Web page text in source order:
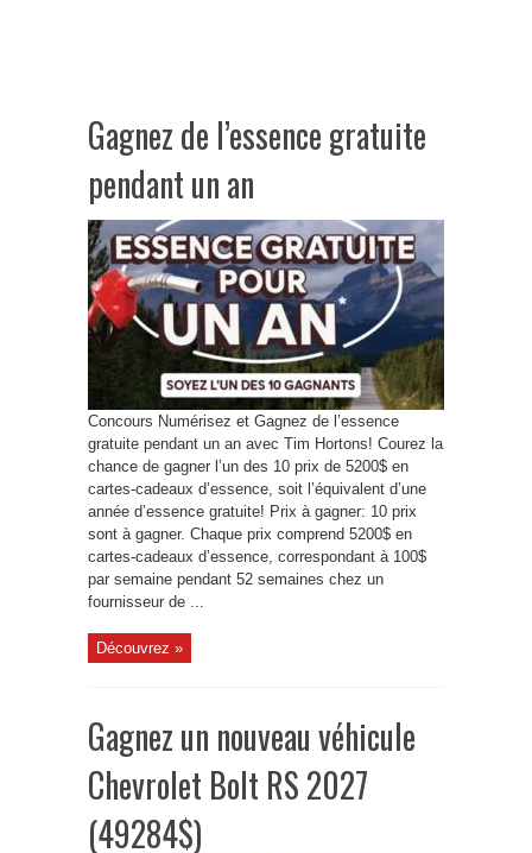
Gagnez de l’essence gratuite
pendant un an
Concours Numérisez et Gagnez de l’essence
gratuite pendant un an avec Tim Hortons! Courez la
chance de gagner l’un des 10 prix de 5200$ en
cartes-cadeaux d’essence, soit l’équivalent d’une
année d’essence gratuite! Prix à gagner: 10 prix
sont à gagner. Chaque prix comprend 5200$ en
cartes-cadeaux d’essence, correspondant à 100$
par semaine pendant 52 semaines chez un
fournisseur de ...
Découvrez »
Gagnez un nouveau véhicule
Chevrolet Bolt RS 2027
(49284$)